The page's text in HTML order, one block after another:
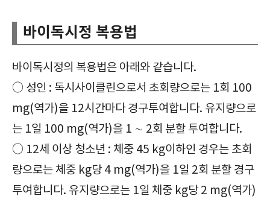
바이독시정 복용법
바이독시정의 복용법은 아래와 같습니다.
○ 성인 : 독시사이클린으로서 초회량으로는 1회 100
mg(역가)을 12시간마다 경구투여합니다. 유지량으로
는 1일 100 mg(역가)을 1 ∼ 2회 분할 투여합니다.
○ 12세 이상 청소년 : 체중 45 kg이하인 경우는 초회
량으로는 체중 kg당 4 mg(역가)을 1일 2회 분할 경구
투여합니다. 유지량으로는 1일 체중 kg당 2 mg(역가)